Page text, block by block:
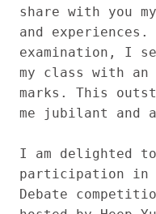
share with you
and
examination, I
my class with
marks. This
me jubilant and
I am delighted
participation in
Debate